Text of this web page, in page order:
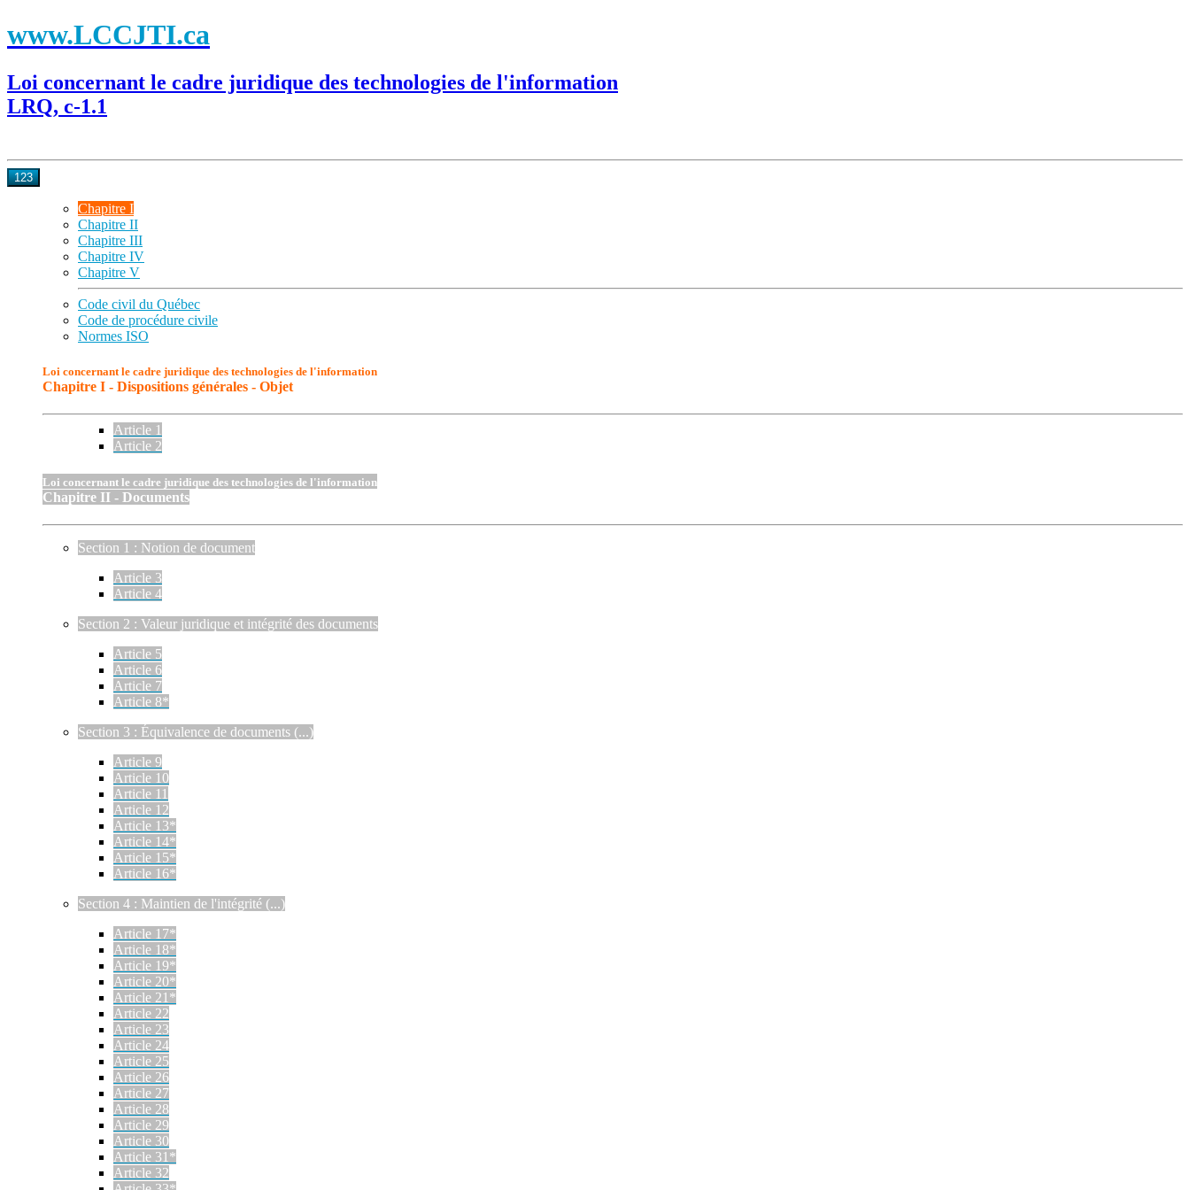
www.LCCJTI.ca
Loi concernant le cadre juridique des technologies de l'information
LRQ, c-1.1
123
Chapitre I
Chapitre II
Chapitre III
Chapitre IV
Chapitre V
Code civil du Québec
Code de procédure civile
Normes ISO
Loi concernant le cadre juridique des technologies de l'information
Chapitre I - Dispositions générales - Objet
Article 1
Article 2
Loi concernant le cadre juridique des technologies de l'information
Chapitre II - Documents
Section 1 : Notion de document
Article 3
Article 4
Section 2 : Valeur juridique et intégrité des documents
Article 5
Article 6
Article 7
Article 8*
Section 3 : Équivalence de documents (...)
Article 9
Article 10
Article 11
Article 12
Article 13*
Article 14*
Article 15*
Article 16*
Section 4 : Maintien de l'intégrité (...)
Article 17*
Article 18*
Article 19*
Article 20*
Article 21*
Article 22
Article 23
Article 24
Article 25
Article 26
Article 27
Article 28
Article 29
Article 30
Article 31*
Article 32